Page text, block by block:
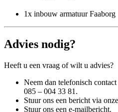
1x inbouw armatuur Faaborg
Advies nodig?
Heeft u een vraag of wilt u advies?
Neem dan telefonisch
085 – 004 33 81.
Stuur ons een bericht via
Stuur ons een e-mailbericht.